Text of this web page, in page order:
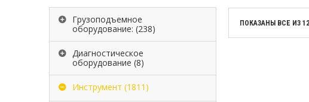
Грузоподъемное
оборудование: (238)
Диагностическое
оборудование (8)
Инструмент (1811)
ПОКАЗАНЫ ВСЕ ИЗ 12